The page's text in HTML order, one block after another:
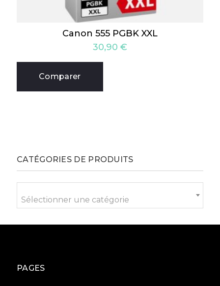
Canon 555 PGBK XXL
30,90 €
Comparer
CATÉGORIES DE PRODUITS
Sélectionner une catégorie
PAGES